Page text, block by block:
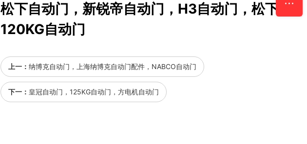
松下自动门，新锐帝自动门，H3自动门，松下
120KG自动门
上一： 纳博克自动门，上海纳博克自动门配件，NABCO自动门
下一： 皇冠自动门，125KG自动门，方电机自动门